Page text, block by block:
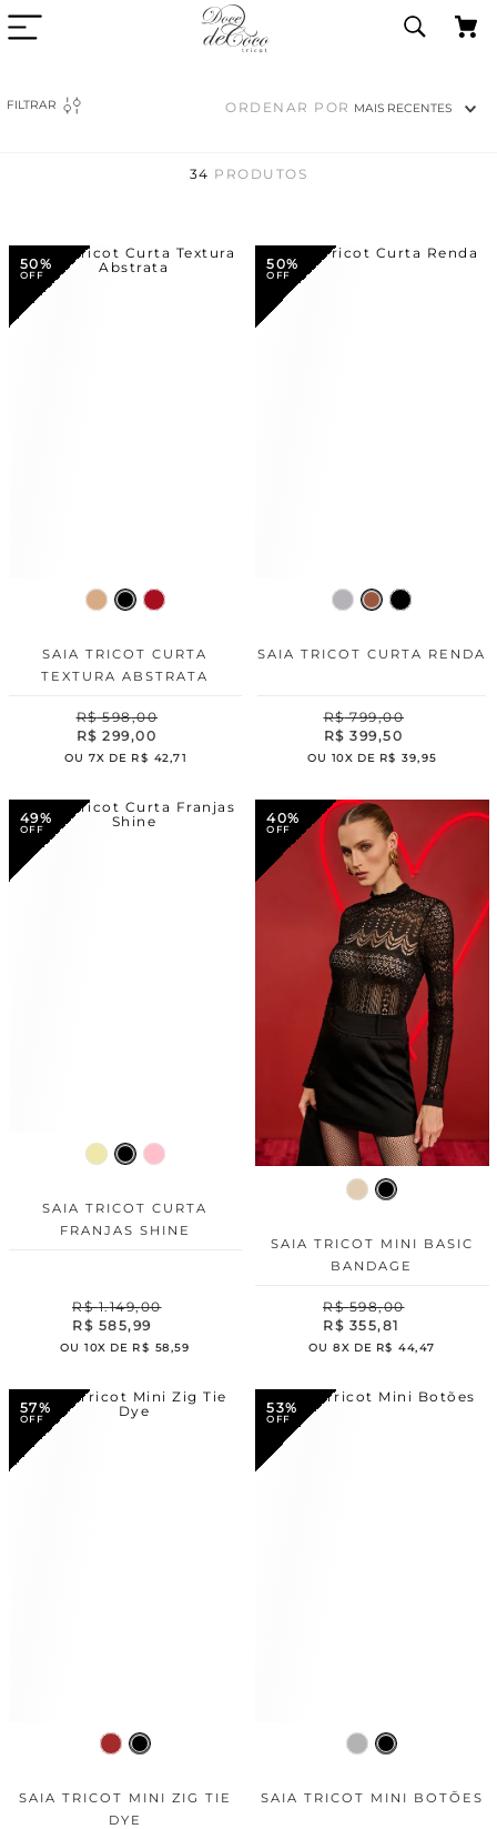
ORDENAR POR MAIS RECENTES
FILTRAR
34 PRODUTOS
50%
SAIA TRICOT CURTA
TEXTURA ABSTRATA
R$ 598,00
R$ 299,00
OU 7X DE R$ 42 ,71
50%
SAIA TRICOT CURTA RENDA
R$ 799,00
R$ 399,50
OU 10X DE R$ 39,95
49%
SAIA TRICOT CURTA
FRANJAS SHINE
R$ 1.149,00
R$ 585,99
OU10X DE R$ 58 ,59
40%
SAIA TRICOT MINI BASIC
BANDAGE
R$ 598,00
R$ 355,81
OU 8X DE R$ 44,47
57%
SAIA TRICOT MINI ZIG TIE
DYE
53%
SAIA TRICOT MINI BOTÕES